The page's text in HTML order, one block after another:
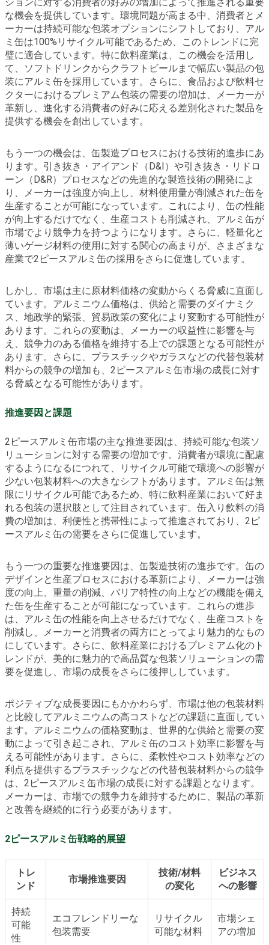
な機会を提供しています。環境問題が高まる中、消費者とメ
ーカーは持続可能な包装オプションにシフトしており、アル
ミ缶は100%リサイクル可能であるため、このトレンドに完
璧に適合しています。特に飲料産業は、この機会を活用し
て、ソフトドリンクからクラフトビールまで幅広い製品の包
装にアルミ缶を採用しています。さらに、食品および飲料セ
クターにおけるプレミアム包装の需要の増加は、メーカーが
革新し、進化する消費者の好みに応える差別化された製品を
提供する機会を創出しています。
もう一つの機会は、缶製造プロセスにおける技術的進歩にあ
ります。引き抜き・アイアンド（D&I）や引き抜き・リドロ
ーン（D&R）プロセスなどの先進的な製造技術の開発によ
り、メーカーは強度が向上し、材料使用量が削減された缶を
生産することが可能になっています。これにより、缶の性能
が向上するだけでなく、生産コストも削減され、アルミ缶が
市場でより競争力を持つようになります。さらに、軽量化と
薄いゲージ材料の使用に対する関心の高まりが、さまざまな
産業で2ピースアルミ缶の採用をさらに促進しています。
しかし、市場は主に原材料価格の変動からくる脅威に直面し
ています。アルミニウム価格は、供給と需要のダイナミク
ス、地政学的緊張、貿易政策の変化により変動する可能性が
あります。これらの変動は、メーカーの収益性に影響を与
え、競争力のある価格を維持する上での課題となる可能性が
あります。さらに、プラスチックやガラスなどの代替包装材
料からの競争の増加も、2ピースアルミ缶市場の成長に対す
る脅威となる可能性があります。
推進要因と課題
2ピースアルミ缶市場の主な推進要因は、持続可能な包装ソ
リューションに対する需要の増加です。消費者が環境に配慮
するようになるにつれて、リサイクル可能で環境への影響が
少ない包装材料への大きなシフトがあります。アルミ缶は無
限にリサイクル可能であるため、特に飲料産業において好ま
れる包装の選択肢として注目されています。缶入り飲料の消
費の増加は、利便性と携帯性によって推進されており、2ピ
ースアルミ缶の需要をさらに促進しています。
もう一つの重要な推進要因は、缶製造技術の進歩です。缶の
デザインと生産プロセスにおける革新により、メーカーは強
度の向上、重量の削減、バリア特性の向上などの機能を備え
た缶を生産することが可能になっています。これらの進歩
は、アルミ缶の性能を向上させるだけでなく、生産コストを
削減し、メーカーと消費者の両方にとってより魅力的なもの
にしています。さらに、飲料産業におけるプレミアム化のト
レンドが、美的に魅力的で高品質な包装ソリューションの需
要を促進し、市場の成長をさらに後押ししています。
ポジティブな成長要因にもかかわらず、市場は他の包装材料
と比較してアルミニウムの高コストなどの課題に直面してい
ます。アルミニウムの価格変動は、世界的な供給と需要の変
動によって引き起こされ、アルミ缶のコスト効率に影響を与
える可能性があります。さらに、柔軟性やコスト効率などの
利点を提供するプラスチックなどの代替包装材料からの競争
は、2ピースアルミ缶市場の成長に対する課題となります。
メーカーは、市場での競争力を維持するために、製品の革新
と改善を継続的に行う必要があります。
2ピースアルミ缶戦略的展望
トレ
ンド
市場推進要因
技術/材料
の変化
ビジネス
への影響
持続
可能
性
エコフレンドリーな
包装需要
リサイクル
可能な材料
市場シェ
アの増加